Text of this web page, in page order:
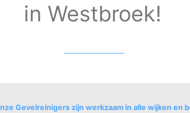
in Westbroek!
Gevelreinigers zijn werkzaam in alle wijken en